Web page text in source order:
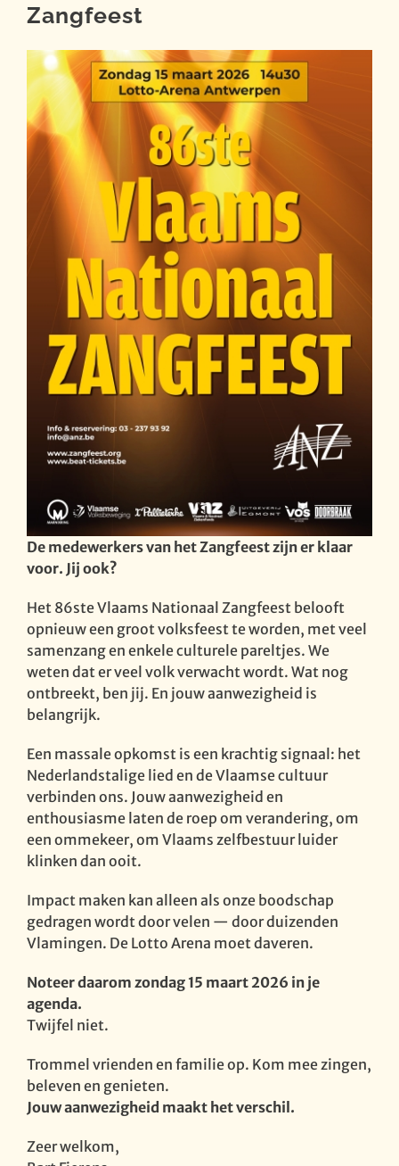
Zangfeest
De medewerkers van het Zangfeest zijn er klaar
voor. Jij ook?
Het 86ste Vlaams Nationaal Zangfeest belooft
opnieuw een groot volksfeest te worden, met veel
samenzang en enkele culturele pareltjes. We
weten dat er veel volk verwacht wordt. Wat nog
ontbreekt, ben jij. En jouw aanwezigheid is
belangrijk.
Een massale opkomst is een krachtig signaal: het
Nederlandstalige lied en de Vlaamse cultuur
verbinden ons. Jouw aanwezigheid en
enthousiasme laten de roep om verandering, om
een ommekeer, om Vlaams zelfbestuur luider
klinken dan ooit.
Impact maken kan alleen als onze boodschap
gedragen wordt door velen — door duizenden
Vlamingen. De Lotto Arena moet daveren.
Noteer daarom zondag 15 maart 2026 in je
agenda.
Twijfel niet.
Trommel vrienden en familie op. Kom mee zingen,
beleven en genieten.
Jouw aanwezigheid maakt het verschil.
Zeer welkom,